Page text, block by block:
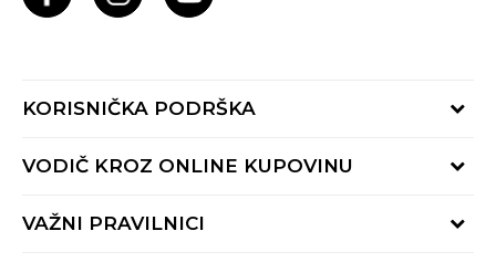
KORISNIČKA PODRŠKA
Provjeri status porudžbine
Radno vrijeme 9-16h
VODIČ KROZ ONLINE KUPOVINU
Načini isporuke
VAŽNI PRAVILNICI